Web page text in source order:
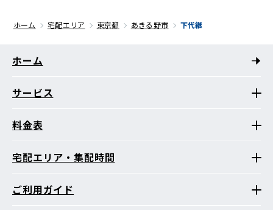
ホーム 宅配エリア 東京都 あきる野市 下代継
ホーム
サービス
料金表
宅配エリア・集配時間
ご利用ガイド